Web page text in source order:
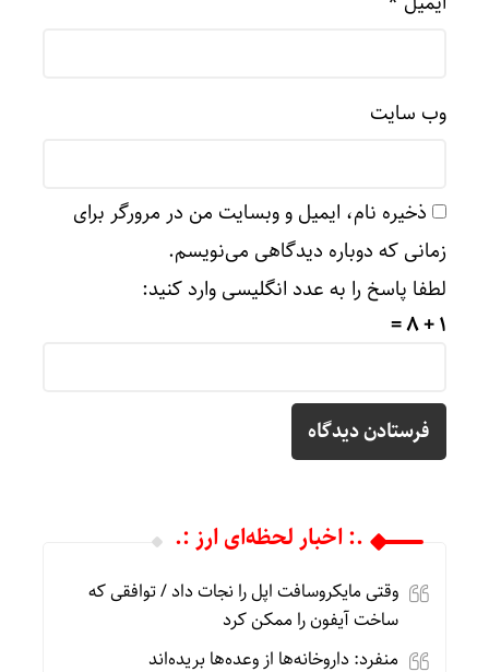
وب‌ سایت
ذخیره نام، ایمیل و وبسایت من در مرورگر برای
زمانی که دوباره دیدگاهی می‌نویسم.
لطفا پاسخ را به عدد انگلیسی وارد کنید:
1 + 8 =
.: اخبار لحظه‌ای ارز :.
وقتی مایکروسافت اپل را نجات داد / توافقی که
ساخت آیفون را ممکن کرد
منفرد: داروخانه‌ها از وعده‌ها بریده‌اند